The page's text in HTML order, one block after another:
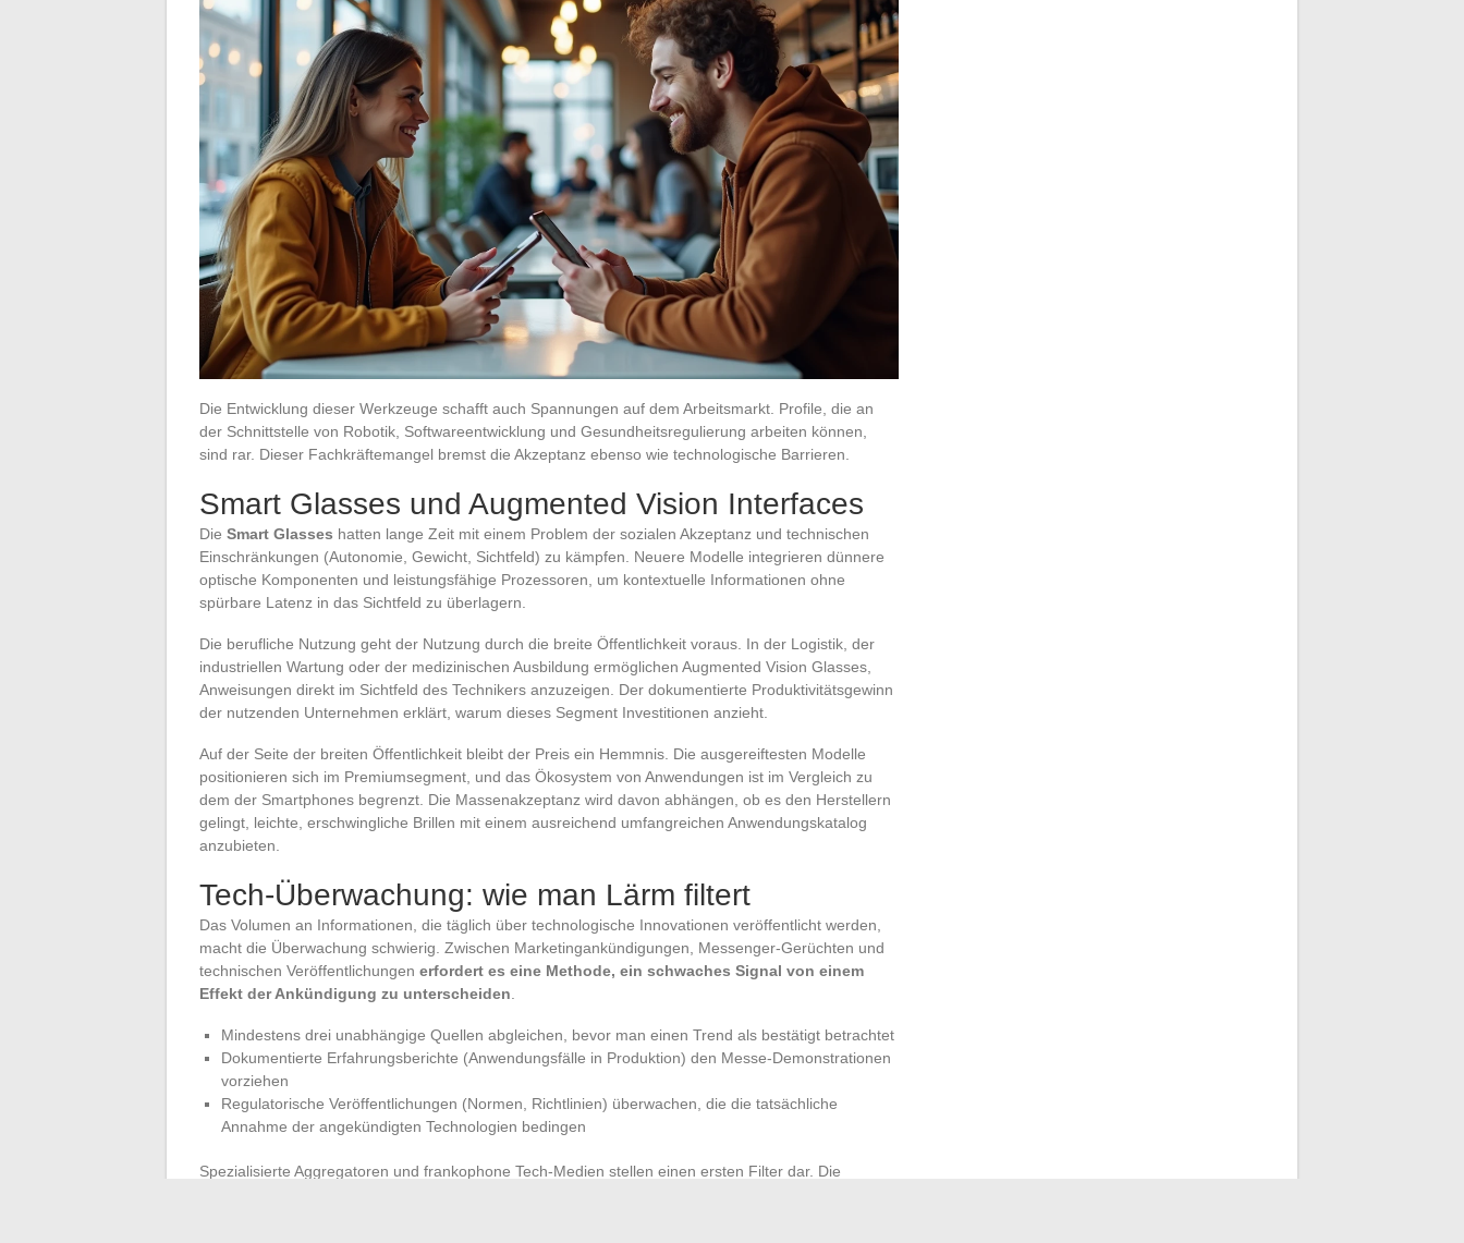
Die Entwicklung dieser Werkzeuge schafft auch Spannungen auf dem Arbeitsmarkt. Profile, die an
der Schnittstelle von Robotik, Softwareentwicklung und Gesundheitsregulierung arbeiten können,
sind rar. Dieser Fachkräftemangel bremst die Akzeptanz ebenso wie technologische Barrieren.
Smart Glasses und Augmented Vision Interfaces
Die Smart Glasses hatten lange Zeit mit einem Problem der sozialen Akzeptanz und technischen
Einschränkungen (Autonomie, Gewicht, Sichtfeld) zu kämpfen. Neuere Modelle integrieren dünnere
optische Komponenten und leistungsfähige Prozessoren, um kontextuelle Informationen ohne
spürbare Latenz in das Sichtfeld zu überlagern.
Die berufliche Nutzung geht der Nutzung durch die breite Öffentlichkeit voraus. In der Logistik, der
industriellen Wartung oder der medizinischen Ausbildung ermöglichen Augmented Vision Glasses,
Anweisungen direkt im Sichtfeld des Technikers anzuzeigen. Der dokumentierte Produktivitätsgewinn
der nutzenden Unternehmen erklärt, warum dieses Segment Investitionen anzieht.
Auf der Seite der breiten Öffentlichkeit bleibt der Preis ein Hemmnis. Die ausgereiftesten Modelle
positionieren sich im Premiumsegment, und das Ökosystem von Anwendungen ist im Vergleich zu
dem der Smartphones begrenzt. Die Massenakzeptanz wird davon abhängen, ob es den Herstellern
gelingt, leichte, erschwingliche Brillen mit einem ausreichend umfangreichen Anwendungskatalog
anzubieten.
Tech-Überwachung: wie man Lärm filtert
Das Volumen an Informationen, die täglich über technologische Innovationen veröffentlicht werden,
macht die Überwachung schwierig. Zwischen Marketingankündigungen, Messenger-Gerüchten und
technischen Veröffentlichungen erfordert es eine Methode, ein schwaches Signal von einem
Effekt der Ankündigung zu unterscheiden
Mindestens drei unabhängige Quellen abgleichen, bevor man einen Trend als bestätigt betrachtet
Dokumentierte Erfahrungsberichte (Anwendungsfälle in Produktion) den Messe-Demonstrationen
vorziehen
Regulatorische Veröffentlichungen (Normen, Richtlinien) überwachen, die die tatsächliche
Annahme der angekündigten Technologien bedingen
Spezialisierte Aggregatoren und frankophone Tech-Medien stellen einen ersten Filter dar. Die